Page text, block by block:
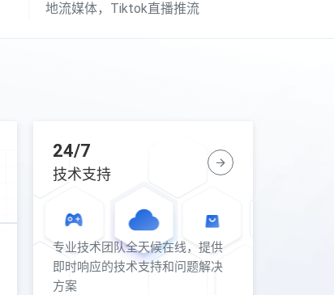
地流媒体，Tiktok直播推流
24/7
技术支持
专业技术团队全天候在线，提供
即时响应的技术支持和问题解决
方案